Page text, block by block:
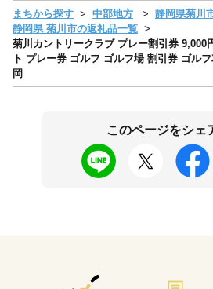
まちから探す 中部地方
静岡県菊川
静岡県 菊川市の返礼品一覧
菊川カントリークラブ プレー割引券 9,000
ト プレー券 ゴルフ ゴルフ場 割引券 ゴル
岡
このページをシェ